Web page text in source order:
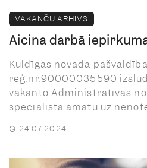
VAKANČU ARHĪVS
Aicina darbā
Kuldīgas novada
reģ.nr.90000035590
vakanto Administratīvās
speciālista amatu uz
24.07.2024